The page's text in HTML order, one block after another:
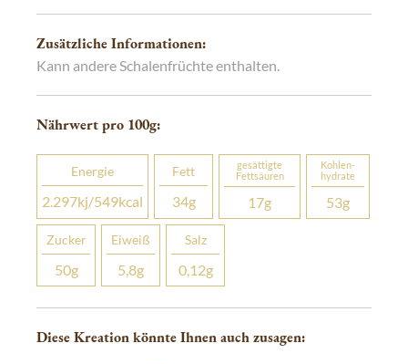
Zusätzliche Informationen:
Kann andere Schalenfrüchte enthalten.
Nährwert pro 100g:
Energie
2.297kj/549kcal
Fett
34g
gesättigte
Fettsäuren
17g
Kohlen­­
hydrate
53g
Zucker
50g
Eiweiß
5,8g
Salz
0,12g
Diese Kreation könnte Ihnen auch zusagen: